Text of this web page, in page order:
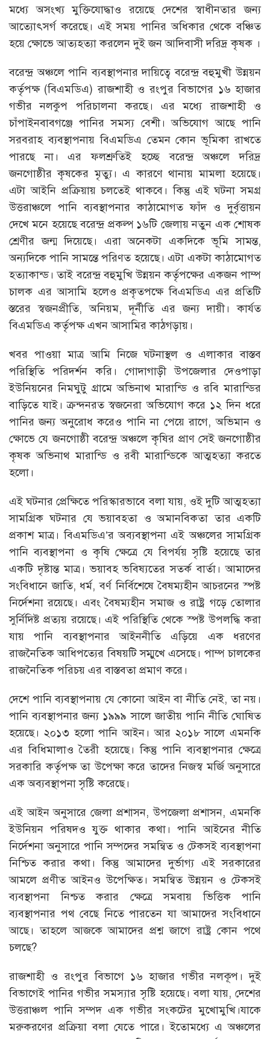
মধ্যে অসংখ্য মুক্তিযোদ্ধাও রয়েছে দেশের স্বাধীনতার জন্য
আত্যোৎসর্গ করেছে। এই সময় পানির অধিকার থেকে বঞ্চিত
হয়ে ক্ষোভে আত্যহত্যা করলেন দুই জন আদিবাসী দরিদ্র কৃষক ।
বরেন্দ্র অঞ্চলে পানি ব্যবস্থাপনার দায়িত্বে বরেন্দ্র বহুমুখী উন্নয়ন
কর্তৃপক্ষ (বিএমডিএ) রাজশাহী ও রংপুর বিভাগের ১৬ হাজার
গভীর নলকুপ পরিচালনা করছে। এর মধ্যে রাজশাহী ও
চাঁপাইনবাবগঞ্জে পানির সমস্য বেশী। অভিযোগ আছে পানি
সরবরাহ ব্যবস্থাপনায় বিএমডিএ তেমন কোন ভূমিকা রাখতে
পারছে না। এর ফলশ্রুতিই হচ্ছে বরেন্দ্র অঞ্চলে দরিদ্র
জনগোষ্ঠীর কৃষকের মৃত্যু। এ কারণে থানায় মামলা হয়েছে।
এটা আইনি প্রক্রিয়ায় চলতেই থাকবে। কিন্তু এই ঘটনা সমগ্র
উত্তরাঞ্চলে পানি ব্যবস্থাপনার কাঠামোগত ফাঁদ ও দুর্বৃত্তায়ন
দেখে মনে হয়েছে বরেন্দ্র প্রকল্প ১৬টি জেলায় নতুন এক শোষক
শ্রেণীর জন্ম দিয়েছে। এরা অনেকটা একদিকে ভূমি সামন্ত,
অন্যদিকে পানি সামন্তে পরিণত হয়েছে। এটা একটা কাঠামোগত
হত্যাকান্ড। তাই বরেন্দ্র বহুমুখি উন্নয়ন কর্তৃপক্ষের একজন পাম্প
চালক এর আসামি হলেও প্রকৃতপক্ষে বিএমডিএ এর প্রতিটি
স্তরের স্বজনপ্রীতি, অনিয়ম, দূর্নীতি এর জন্য দায়ী। কার্যত
বিএমডিএ কর্তৃপক্ষ এখন আসামির কাঠগড়ায়।
খবর পাওয়া মাত্র আমি নিজে ঘটনাস্থল ও এলাকার বাস্তব
পরিস্থিতি পরিদর্শন করি। গোদাগাড়ী উপজেলার দেওপাড়া
ইউনিয়নের নিমঘুটু গ্রামে অভিনাথ মারান্ডি ও রবি মারান্ডির
বাড়িতে যাই। ক্রন্দনরত স্বজনেরা অভিযোগ করে ১২ দিন ধরে
পানির জন্য অনুরোধ করেও পানি না পেয়ে রাগে, অভিমান ও
ক্ষোভে যে জনগোষ্ঠী বরেন্দ্র অঞ্চলে কৃষির প্রাণ সেই জনগোষ্ঠীর
কৃষক অভিনাথ মারান্ডি ও রবী মারান্ডিকে আত্মহত্যা করতে
হলো।
এই ঘটনার প্রেক্ষিতে পরিস্কারভাবে বলা যায়, ওই দুটি আত্মহত্যা
সামগ্রিক ঘটনার যে ভয়াবহতা ও অমানবিকতা তার একটি
প্রকাশ মাত্র। বিএমডিএ’র অব্যবস্থাপনা এই অঞ্চলের সামগ্রিক
পানি ব্যবস্থাপনা ও কৃষি ক্ষেত্রে যে বিপর্যয় সৃষ্টি হয়েছে তার
একটি দৃষ্টান্ত মাত্র। ভয়াবহ ভবিষ্যতের সতর্ক বার্তা। আমাদের
সংবিধানে জাতি, ধর্ম, বর্ণ নির্বিশেষে বৈষম্যহীন আচরনের স্পষ্ট
নির্দেশনা রয়েছে। এবং বৈষম্যহীন সমাজ ও রাষ্ট্র গড়ে তোলার
সুর্নিদিষ্ট প্রত্যয় রয়েছে। এই পরিস্থিতি থেকে স্পষ্ট উপলদ্ধি করা
যায় পানি ব্যবস্থাপনার আইননীতি এড়িয়ে এক ধরণের
রাজনৈতিক আধিপত্যের বিষয়টি সম্মুখে এসেছে। পাম্প চালকের
রাজনৈতিক পরিচয় এর বাস্তবতা প্রমাণ করে।
দেশে পানি ব্যবস্থাপনায় যে কোনো আইন বা নীতি নেই, তা নয়।
পানি ব্যবস্থাপনার জন্য ১৯৯৯ সালে জাতীয় পানি নীতি ঘোষিত
হয়েছে। ২০১৩ হলো পানি আইন। আর ২০১৮ সালে এমনকি
এর বিধিমালাও তৈরী হয়েছে। কিন্তু পানি ব্যবস্থাপনার ক্ষেত্রে
সরকারি কর্তৃপক্ষ তা উপেক্ষা করে তাদের নিজস্ব মর্জি অনুসারে
এক অব্যবস্থাপনা সৃষ্টি করেছে।
এই আইন অনুসারে জেলা প্রশাসন, উপজেলা প্রশাসন, এমনকি
ইউনিয়ন পরিষদও যুক্ত থাকার কথা। পানি আইনের নীতি
নির্দেশনা অনুসারে পানি সম্পদের সমন্বিত ও টেকসই ব্যবস্থাপনা
নিশ্চিত করার কথা। কিন্তু আমাদের দুর্ভাগ্য এই সরকারের
আমলে প্রণীত আইনও উপেক্ষিত। সমন্বিত উন্নয়ন ও টেকসই
ব্যবস্থাপনা নিশ্চত করার ক্ষেত্রে সমবায় ভিত্তিক পানি
ব্যবস্থাপনার পথ বেছে নিতে পারতেন যা আমাদের সংবিধানে
আছে। তাহলে আজকে আমাদের প্রশ্ন জাগে রাষ্ট্র কোন পথে
চলছে?
রাজশাহী ও রংপুর বিভাগে ১৬ হাজার গভীর নলকূপ। দুই
বিভাগেই পানির গভীর সমস্যার সৃষ্টি হয়েছে। বলা যায়, দেশের
উত্তরাঞ্চল পানি সম্পদ এক গভীর সংকটের মুখোমুখি।যাকে
মরুকরণের প্রক্রিয়া বলা যেতে পারে। ইতোমধ্যে এ অঞ্চলের